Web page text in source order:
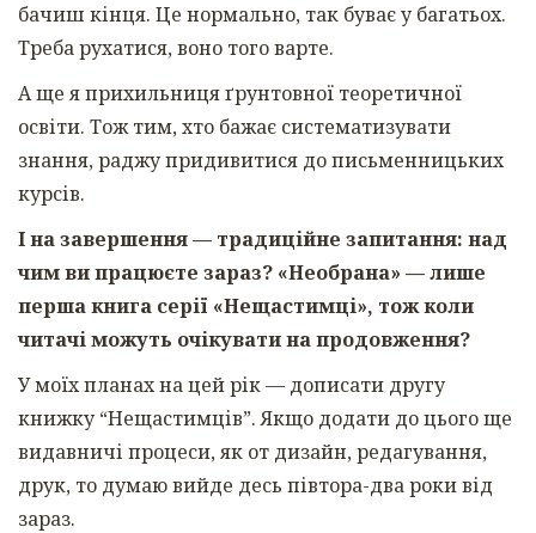
бачиш кінця. Це нормально, так буває у багатьох.
Треба рухатися, воно того варте.
А ще я прихильниця ґрунтовної теоретичної
освіти. Тож тим, хто бажає систематизувати
знання, раджу придивитися до письменницьких
курсів.
І на завершення — традиційне запитання: над
чим ви працюєте зараз? «Необрана» — лише
перша книга серії «Нещастимці», тож коли
читачі можуть очікувати на продовження?
У моїх планах на цей рік — дописати другу
книжку “Нещастимців”. Якщо додати до цього ще
видавничі процеси, як от дизайн, редагування,
друк, то думаю вийде десь півтора-два роки від
зараз.